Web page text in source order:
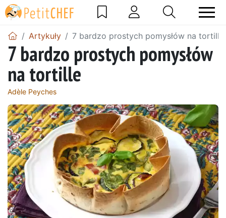
Artykuły 7 bardzo prostych pomysłów na tortille
7 bardzo prostych pomysłów
na tortille
Adèle Peyches